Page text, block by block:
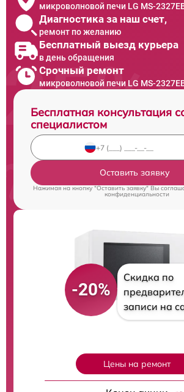
микроволновой печи LG MS-
Диагностика за наш счет,
ремонт по желанию
Бесплатный выезд курьера
в день обращения
Срочный ремонт
микроволновой печи LG MS-
Бесплатная консультация
специалистом
Оставить заявку
Нажимая на кнопку "Оставить заявку" Вы
конфиденциальности
-20%
Скидка по
записи на
Цены на ремонт